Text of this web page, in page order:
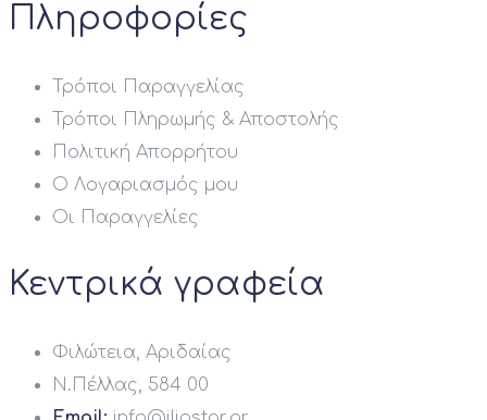
Πληροφορίες
Τρόποι Παραγγελίας
Τρόποι Πληρωμής & Αποστολής
Πολιτική Απορρήτου
Ο Λογαριασμός μου
Οι Παραγγελίες
Κεντρικά γραφεία
Φιλώτεια, Αριδαίας
Ν.Πέλλας, 584 00